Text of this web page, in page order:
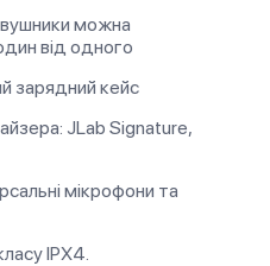
можна
від одного
зарядний кейс
JLab Signature,
мікрофони та
IPX4.